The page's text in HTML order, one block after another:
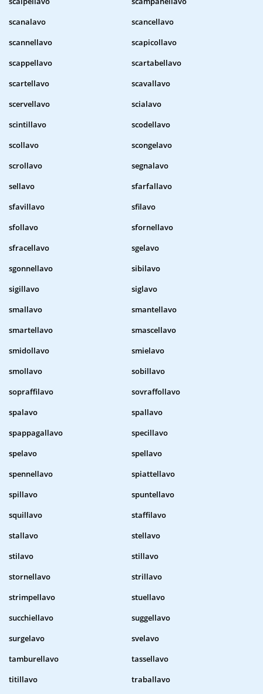
scanalavo
scancellavo
scannellavo
scapicollavo
scappellavo
scartabellavo
scartellavo
scavallavo
scervellavo
scialavo
scintillavo
scodellavo
scollavo
scongelavo
scrollavo
segnalavo
sellavo
sfarfallavo
sfavillavo
sfilavo
sfollavo
sfornellavo
sfracellavo
sgelavo
sgonnellavo
sibilavo
sigillavo
siglavo
smallavo
smantellavo
smartellavo
smascellavo
smidollavo
smielavo
smollavo
sobillavo
sopraffilavo
sovraffollavo
spalavo
spallavo
spappagallavo
specillavo
spelavo
spellavo
spennellavo
spiattellavo
spillavo
spuntellavo
squillavo
staffilavo
stallavo
stellavo
stilavo
stillavo
stornellavo
strillavo
strimpellavo
stuellavo
succhiellavo
suggellavo
surgelavo
svelavo
tamburellavo
tassellavo
titillavo
traballavo